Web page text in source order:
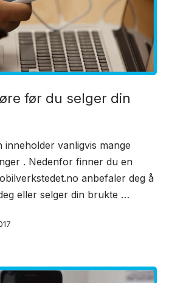
før du selger din
vanligvis mange
. Nedenfor finner du en
anbefaler deg å
eller selger din brukte …